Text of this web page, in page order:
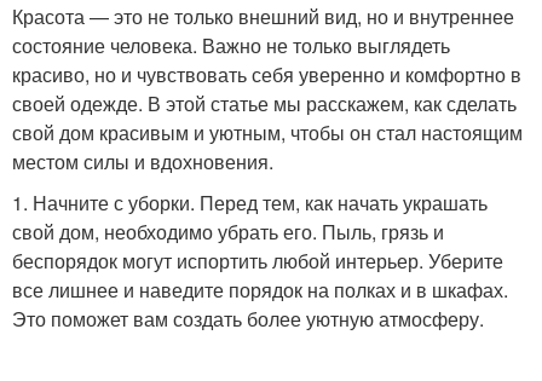
Красота — это не только внешний вид, но и внутреннее
состояние человека. Важно не только выглядеть
красиво, но и чувствовать себя уверенно и комфортно в
своей одежде. В этой статье мы расскажем, как сделать
свой дом красивым и уютным, чтобы он стал настоящим
местом силы и вдохновения.
1. Начните с уборки. Перед тем, как начать украшать
свой дом, необходимо убрать его. Пыль, грязь и
беспорядок могут испортить любой интерьер. Уберите
все лишнее и наведите порядок на полках и в шкафах.
Это поможет вам создать более уютную атмосферу.